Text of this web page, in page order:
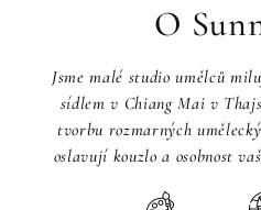
O
Jsme malé studio umělců
sídlem v Chiang Mai v
tvorbu rozmarných
oslavují kouzlo a osobnost